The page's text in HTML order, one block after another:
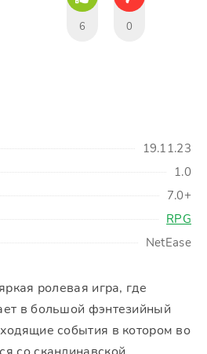
19.11.23
1.0
7.0+
RPG
NetEase
6 0
ролевая игра, где
в большой фэнтезийный
события в котором во